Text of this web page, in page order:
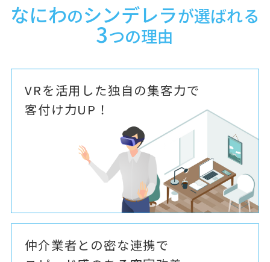
なにわのシンデレラが選ばれる
3つの理由
VRを活用した独自の集客力で
客付け力UP！
仲介業者との密な連携で